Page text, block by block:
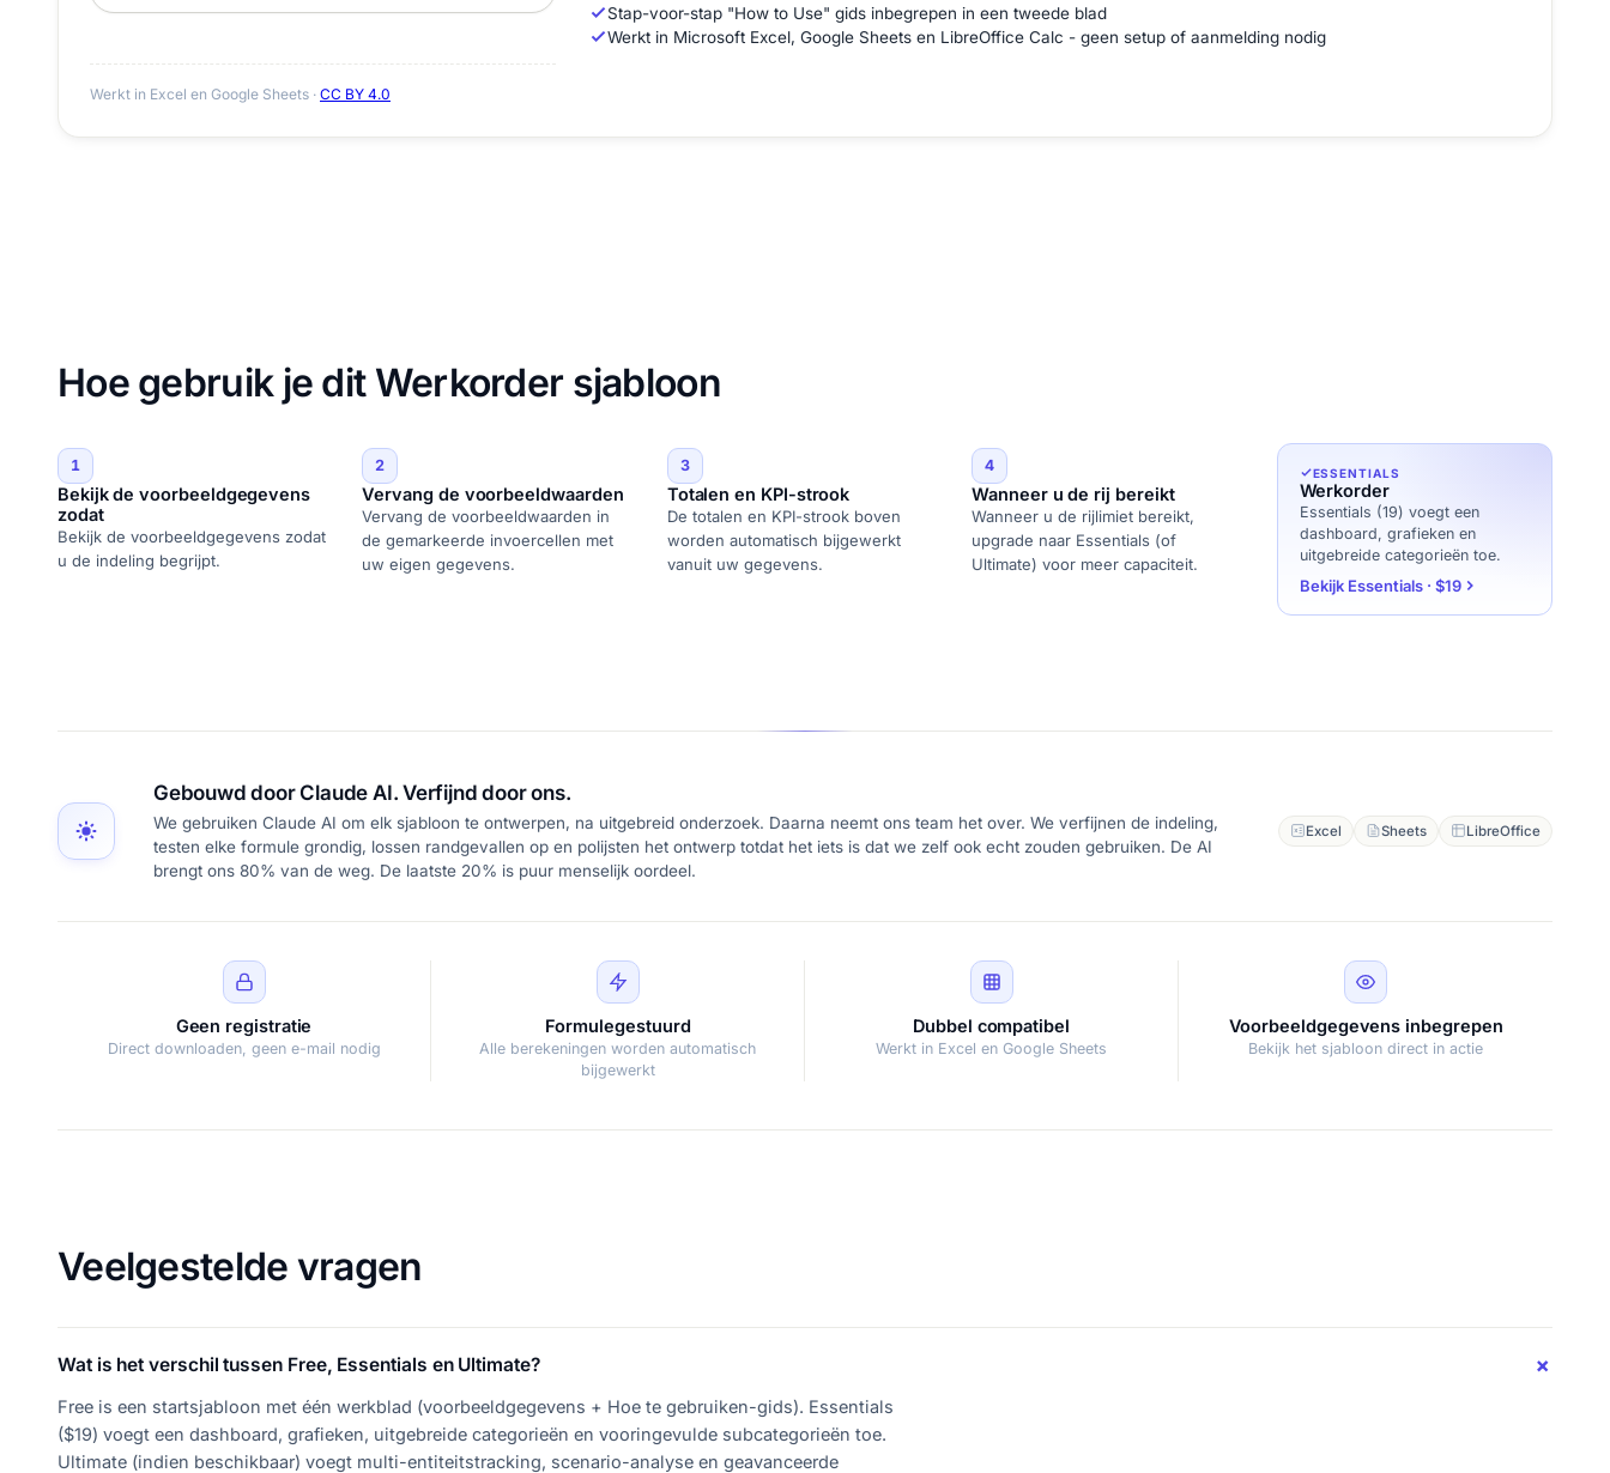
Werkt in Excel en Google Sheets · CC BY 4.0
Stap-voor-stap "How to Use" gids inbegrepen in een tweede blad
Werkt in Microsoft Excel, Google Sheets en LibreOffice Calc - geen setup of aanmelding nodig
Hoe gebruik je dit Werkorder sjabloon
1
Bekijk de voorbeeldgegevens
zodat
Bekijk de voorbeeldgegevens zodat
u de indeling begrijpt.
2
Vervang de voorbeeldwaarden
Vervang de voorbeeldwaarden in
de gemarkeerde invoercellen met
uw eigen gegevens.
3
Totalen en KPI-strook
De totalen en KPI-strook boven
worden automatisch bijgewerkt
vanuit uw gegevens.
4
Wanneer u de rij bereikt
Wanneer u de rijlimiet bereikt,
upgrade naar Essentials (of
Ultimate) voor meer capaciteit.
ESSENTIALS
Werkorder
Essentials (19) voegt een
dashboard, grafieken en
uitgebreide categorieën toe.
Bekijk Essentials · $19
Gebouwd door Claude AI. Verfijnd door ons.
We gebruiken Claude AI om elk sjabloon te ontwerpen, na uitgebreid onderzoek. Daarna neemt ons team het over. We verfijnen de indeling,
testen elke formule grondig, lossen randgevallen op en polijsten het ontwerp totdat het iets is dat we zelf ook echt zouden gebruiken. De AI
brengt ons 80% van de weg. De laatste 20% is puur menselijk oordeel.
Excel Sheets LibreOffice
Geen registratie
Direct downloaden, geen e-mail nodig
Formulegestuurd
Alle berekeningen worden automatisch
bijgewerkt
Dubbel compatibel
Werkt in Excel en Google Sheets
Voorbeeldgegevens inbegrepen
Bekijk het sjabloon direct in actie
Veelgestelde vragen
Wat is het verschil tussen Free, Essentials en Ultimate?
Free is een startsjabloon met één werkblad (voorbeeldgegevens + Hoe te gebruiken-gids). Essentials
($19) voegt een dashboard, grafieken, uitgebreide categorieën en vooringevulde subcategorieën toe.
Ultimate (indien beschikbaar) voegt multi-entiteitstracking, scenario-analyse en geavanceerde